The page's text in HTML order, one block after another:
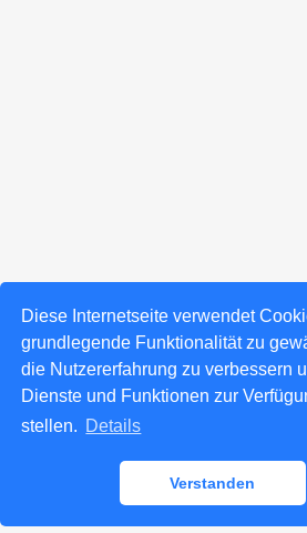
Diese Internetseite verwendet
grundlegende Funktionalität zu
die Nutzererfahrung zu verbessern
Dienste und Funktionen zur
stellen. Details
Verstanden